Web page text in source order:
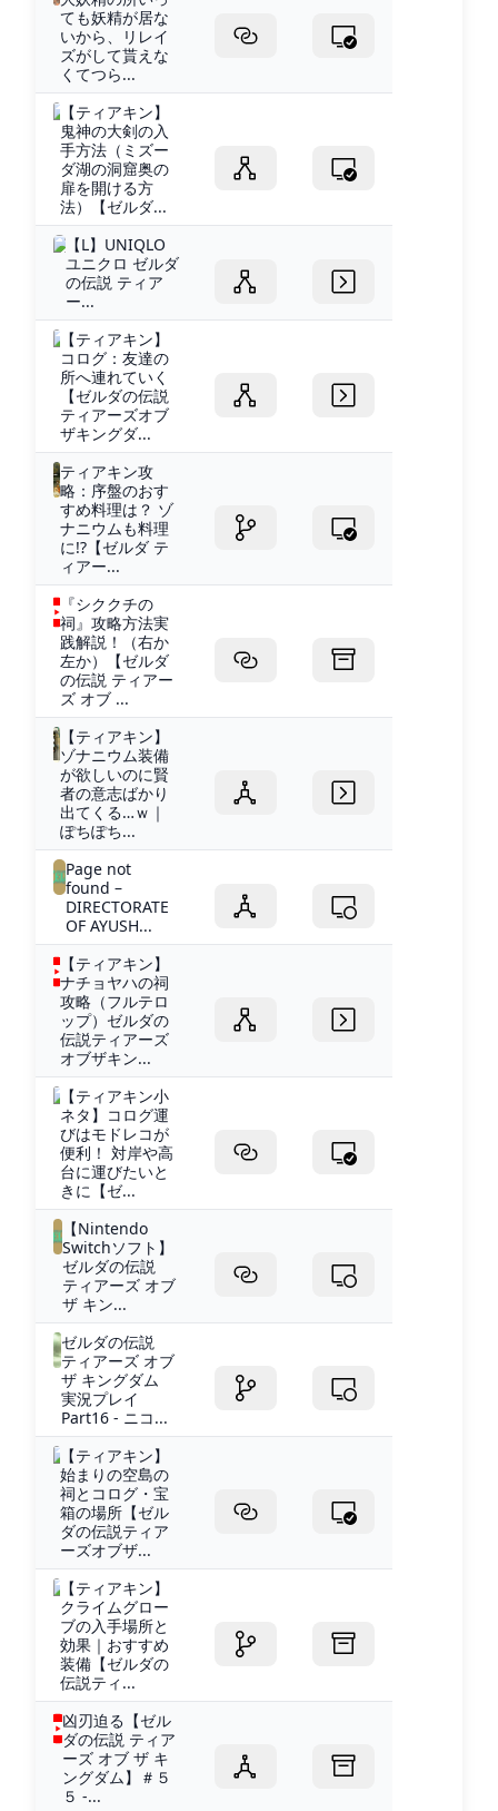
ても妖精が居な
いから、リレイ
ズがして貰えな
くてつら...
【ティアキン】
鬼神の大剣の入
手方法（ミズー
ダ湖の洞窟奥の
扉を開ける方
法）【ゼルダ...
【L】UNIQLO
ユニクロ ゼルダ
の伝説 ティア
ー...
【ティアキン】
コログ：友達の
所へ連れていく
【ゼルダの伝説
ティアーズオブ
ザキングダ...
ティアキン攻
略：序盤のおす
すめ料理は？ ゾ
ナニウムも料理
に!?【ゼルダ テ
ィアー...
『シククチの
祠』攻略方法実
践解説！（右か
左か）【ゼルダ
の伝説 ティアー
ズ オブ ...
【ティアキン】
ゾナニウム装備
が欲しいのに賢
者の意志ばかり
出てくる…ｗ｜
ぽちぽち...
Page not
found –
DIRECTORATE
OF AYUSH...
【ティアキン】
ナチョヤハの祠
攻略（フルテロ
ップ）ゼルダの
伝説ティアーズ
オブザキン...
【ティアキン小
ネタ】コログ運
びはモドレコが
便利！ 対岸や高
台に運びたいと
きに【ゼ...
【Nintendo
Switchソフト】
ゼルダの伝説
ティアーズ オブ
ザ キン...
ゼルダの伝説
ティアーズ オブ
ザ キングダム
実況プレイ
Part16 - ニコ...
【ティアキン】
始まりの空島の
祠とコログ・宝
箱の場所【ゼル
ダの伝説ティア
ーズオブザ...
【ティアキン】
クライムグロー
ブの入手場所と
効果｜おすすめ
装備【ゼルダの
伝説ティ...
凶刃迫る【ゼル
ダの伝説 ティア
ーズ オブ ザ キ
ングダム】＃５
５ -...